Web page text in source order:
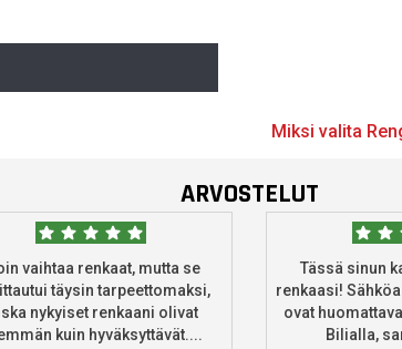
Miksi valita
ARVOSTELUT
vaihtaa renkaat, mutta se
täysin tarpeettomaksi,
nykyiset renkaani olivat
kuin hyväksyttävät....
Tässä sinun
renkaasi!
ovat
Bilialla,